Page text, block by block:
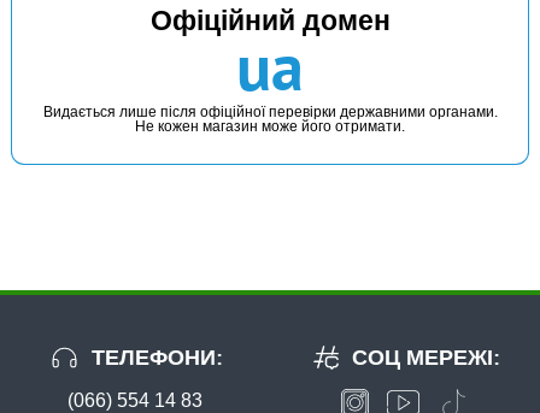
Офіційний домен
ua
Видається лише після офіційної перевірки державними органами.
Не кожен магазин може його отримати.
ТЕЛЕФОНИ:
(066) 554 14 83
СОЦ МЕРЕЖІ: